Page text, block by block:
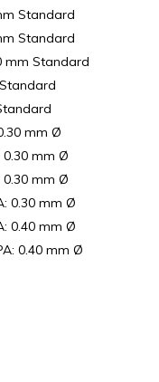
Standard
Standard
mm Standard
mm Ø
0.30 mm Ø
0.30 mm Ø
0.30 mm Ø
0.40 mm Ø
0.40 mm Ø